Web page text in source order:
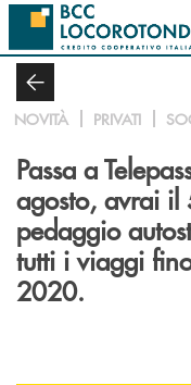
Salta al contenuto principale
NOVITÀ PRIVATI
Passa a
agosto, avrai il
pedaggio
tutti i viaggi
2020.